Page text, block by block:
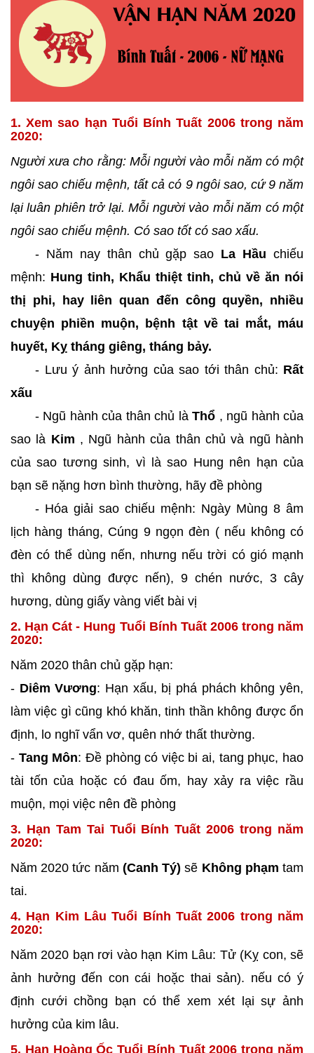
1. Xem sao hạn Tuổi Bính Tuất 2006 trong năm
2020:
Người xưa cho rằng: Mỗi người vào mỗi năm có một
ngôi sao chiếu mệnh, tất cả có 9 ngôi sao, cứ 9 năm
lại luân phiên trở lại. Mỗi người vào mỗi năm có một
ngôi sao chiếu mệnh. Có sao tốt có sao xấu.
- Năm nay thân chủ gặp sao La Hầu chiếu
mệnh: Hung tinh, Khẩu thiệt tinh, chủ về ăn nói
thị phi, hay liên quan đến công quyền, nhiều
chuyện phiền muộn, bệnh tật về tai mắt, máu
huyết, Kỵ tháng giêng, tháng bảy.
- Lưu ý ảnh hưởng của sao tới thân chủ: Rất
xấu
- Ngũ hành của thân chủ làThổ , ngũ hành của
sao là Kim , Ngũ hành của thân chủ và ngũ hành
của sao tương sinh, vì là sao Hung nên hạn của
bạn sẽ nặng hơn bình thường, hãy đề phòng
- Hóa giải sao chiếu mệnh: Ngày Mùng 8 âm
lịch hàng tháng, Cúng 9 ngọn đèn ( nếu không có
đèn có thể dùng nến, nhưng nếu trời có gió mạnh
thì không dùng được nến), 9 chén nước, 3 cây
hương, dùng giấy vàng viết bài vị
2. Hạn Cát - Hung Tuổi Bính Tuất 2006 trong năm
2020:
Năm 2020 thân chủ gặp hạn:
- Diêm Vương: Hạn xấu, bị phá phách không yên,
làm việc gì cũng khó khăn, tinh thần không được ổn
định, lo nghĩ vẩn vơ, quên nhớ thất thường.
- Tang Môn: Đề phòng có việc bi ai, tang phục, hao
tài tốn của hoặc có đau ốm, hay xảy ra việc rầu
muộn, mọi việc nên đề phòng
3. Hạn Tam Tai Tuổi Bính Tuất 2006 trong năm
2020:
Năm 2020 tức năm (Canh Tý) sẽ Không phạm tam
tai.
4. Hạn Kim Lâu Tuổi Bính Tuất 2006 trong năm
2020:
Năm 2020 bạn rơi vào hạn Kim Lâu: Tử (Kỵ con, sẽ
ảnh hưởng đến con cái hoặc thai sản). nếu có ý
định cưới chồng bạn có thể xem xét lại sự ảnh
hưởng của kim lâu.
5. Hạn Hoàng Ốc Tuổi Bính Tuất 2006 trong năm